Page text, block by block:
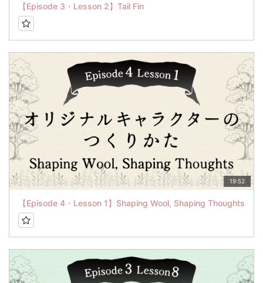
【Episode 3・Lesson 2】Tail Fin
19:52
【Episode 4・Lesson 1】Shaping Wool, Shaping Thoughts